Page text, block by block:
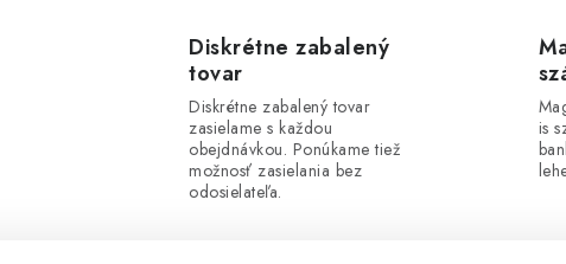
Diskrétne zabalený
tovar
Diskrétne zabalený tovar
zasielame s každou
obejdnávkou. Ponúkame tiež
možnosť zasielania bez
odosielateľa.
is